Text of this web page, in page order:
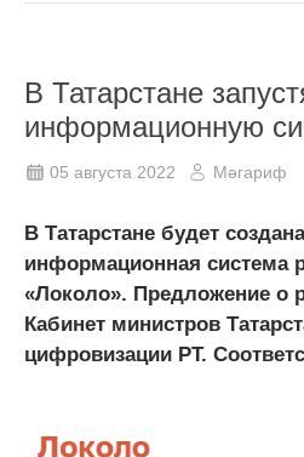
В Татарстане
информационную
05 августа 2022 Мәгариф
В Татарстане будет
информационная система
«Локоло». Предложение о
Кабинет министров
цифровизации РТ.